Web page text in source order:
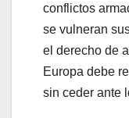
conflictos
se vulneran
el derecho de
Europa debe
sin ceder ante